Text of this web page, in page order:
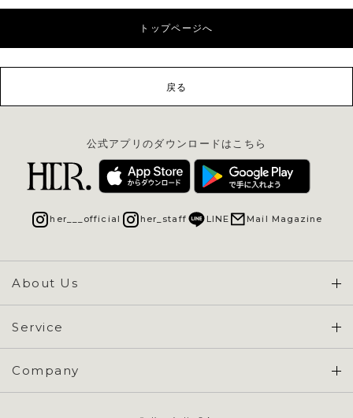
戻る
トップページへ
About Us
Concept & Overview
Service
会員登録 / ログイン
ご利用ガイド
Company
公式アプリのダウンロードはこちら
her___official her_staff LINE Mail Magazine